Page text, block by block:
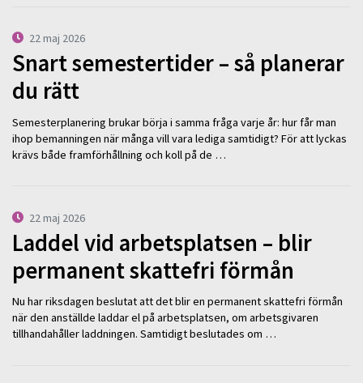
22 maj 2026
Snart semestertider – så planerar
du rätt
Semesterplanering brukar börja i samma fråga varje år: hur får man
ihop bemanningen när många vill vara lediga samtidigt? För att lyckas
krävs både framförhållning och koll på de …
22 maj 2026
Laddel vid arbetsplatsen – blir
permanent skattefri förmån
Nu har riksdagen beslutat att det blir en permanent skattefri förmån
när den anställde laddar el på arbetsplatsen, om arbetsgivaren
tillhandahåller laddningen. Samtidigt beslutades om …